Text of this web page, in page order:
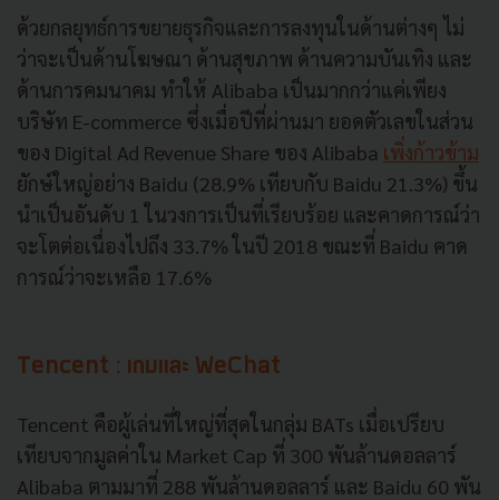
ด้วยกลยุทธ์การขยายธุรกิจและการลงทุนในด้านต่างๆ ไม่
ว่าจะเป็นด้านโฆษณา ด้านสุขภาพ ด้านความบันเทิง และ
ด้านการคมนาคม ทำให้ Alibaba เป็นมากกว่าแค่เพียง
บริษัท E-commerce ซึ่งเมื่อปีที่ผ่านมา ยอดตัวเลขในส่วน
ของ Digital Ad Revenue Share ของ Alibaba เพิ่งก้าวข้าม
ยักษ์ใหญ่อย่าง Baidu (28.9% เทียบกับ Baidu 21.3%) ขึ้น
นำเป็นอันดับ 1 ในวงการเป็นที่เรียบร้อย และคาดการณ์ว่า
จะโตต่อเนื่องไปถึง 33.7% ในปี 2018 ขณะที่ Baidu คาด
การณ์ว่าจะเหลือ 17.6%
Tencent : เกมและ WeChat
Tencent คือผู้เล่นที่ใหญ่ที่สุดในกลุ่ม BATs เมื่อเปรียบ
เทียบจากมูลค่าใน Market Cap ที่ 300 พันล้านดอลลาร์
Alibaba ตามมาที่ 288 พันล้านดอลลาร์ และ Baidu 60 พัน